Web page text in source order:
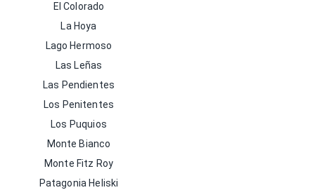
El Colorado
La Hoya
Lago Hermoso
Las Leñas
Las Pendientes
Los Penitentes
Los Puquios
Monte Bianco
Monte Fitz Roy
Patagonia Heliski